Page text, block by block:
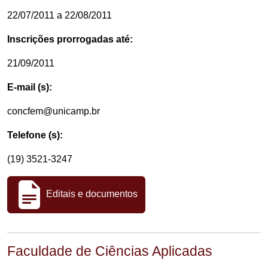
22/07/2011 a 22/08/2011
Inscrições prorrogadas até:
21/09/2011
E-mail (s):
concfem@unicamp.br
Telefone (s):
(19) 3521-3247
Editais e documentos
Faculdade de Ciências Aplicadas